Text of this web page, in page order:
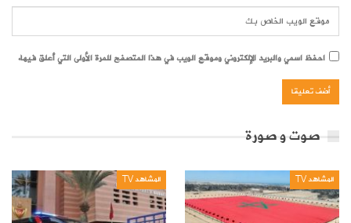
احفظ اسمي والبريد الإلكتروني وموقع الويب في هذا المتصفح للمرة الأولى التي أعلق فيها.
صوت و صورة
المشاهد TV المشاهد TV